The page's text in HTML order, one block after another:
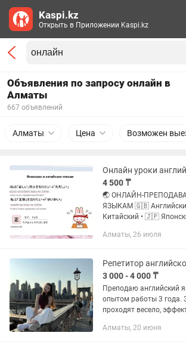
Объявления по запросу онлайн в
Алматы
667 объявлений
Алматы Цена Возможен
4 500 ₸
🌏 ОНЛАЙН-
ЯЗЫКАМ 🇬🇧
Китайский • 🇯🇵 Японский
уровне? Разберёмся и
Обучение с...
Алматы, 26 июля
3 000 - 4 000 ₸
Преподаю английский
опытом работы 3 года.
проходят весело,
использование языка.
Алматы, 20 июня
Kaspi.kz
Открыть в Приложении Kaspi.kz